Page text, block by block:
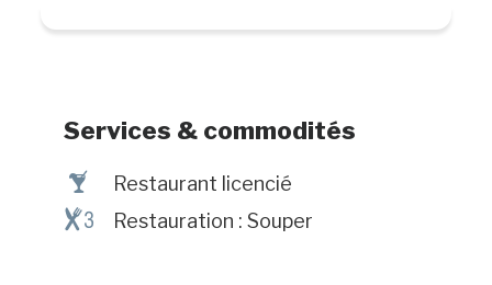
Services & commodités
† Restaurant licencié
¶# Restauration : Souper